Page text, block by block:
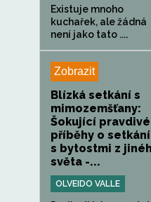
Existuje mnoho
kuchařek, ale žádná
není jako tato ....
Zobrazit
Blízká setkání s
mimozemšťany:
Šokující pravdivé
příběhy o
s bytostmi z
světa -...
OLVEIDO VALLE